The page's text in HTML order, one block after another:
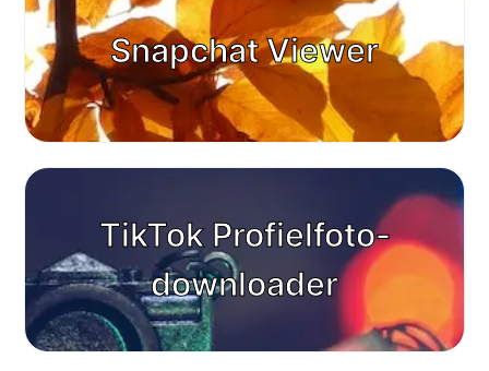
Snapchat Viewer
TikTok Profielfoto-
downloader